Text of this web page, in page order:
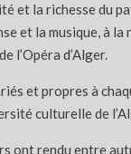
et la richesse du
et la musique, à
l’Opéra d’Alger.
et propres à
culturelle de
ont rendu entre